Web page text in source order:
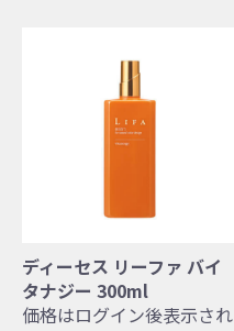
ディーセス リーファ バイ
タナジー 300ml
価格はログイン後表示され